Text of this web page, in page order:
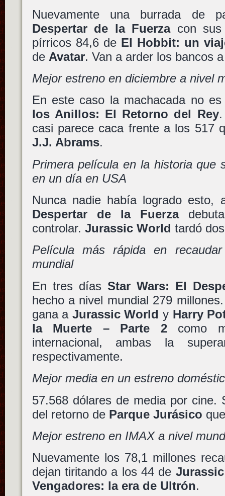
Nuevamente una burrada de
Despertar de la Fuerzacon sus
pírricos 84,6 de El Hobbit: un
de Avatar. Van a arder los bancos
Mejor estreno en diciembre a nivel
En este caso la machacada no
los Anillos: El Retorno del Rey.
casi parece caca frente a los 517
J.J. Abrams.
Primera película en la historia que
en un día en USA
Nunca nadie había logrado
Despertar de la Fuerza
controlar. Jurassic World tardó
Película más rápida en
mundial
En tres días Star Wars: El
hecho a nivel mundial 279
gana a Jurassic World y Harry
la Muerte – Parte 2como
internacional, ambas la
respectivamente.
Mejor media en un estreno
57.568 dólares de media por cine.
del retorno de Parque Jurásico
Mejor estreno en IMAX a nivel
Nuevamente los 78,1 millones
dejan tiritando a los 44 de
Vengadores: la era de Ultrón.